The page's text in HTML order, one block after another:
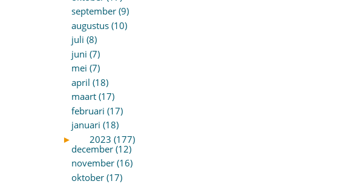
september (9)
augustus (10)
juli (8)
juni (7)
mei (7)
april (18)
maart (17)
februari (17)
januari (18)
►
2023 (177)
december (12)
november (16)
oktober (17)